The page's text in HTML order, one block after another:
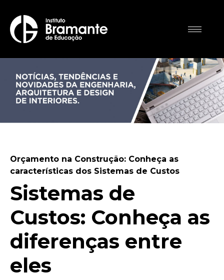
Orçamento na Construção: Conheça as
características dos Sistemas de Custos
Sistemas de
Custos: Conheça as
diferenças entre
eles